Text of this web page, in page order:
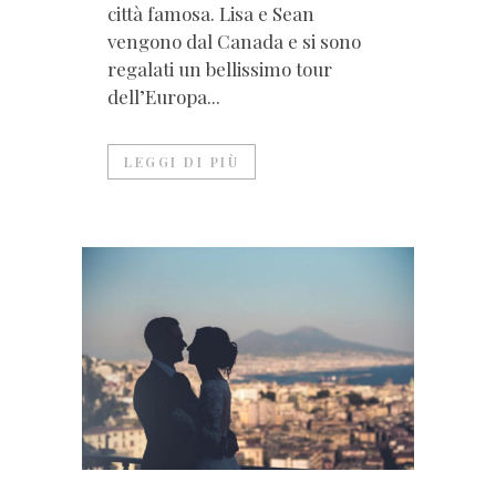
città famosa. Lisa e Sean
vengono dal Canada e si sono
regalati un bellissimo tour
dell’Europa...
LEGGI DI PIÙ